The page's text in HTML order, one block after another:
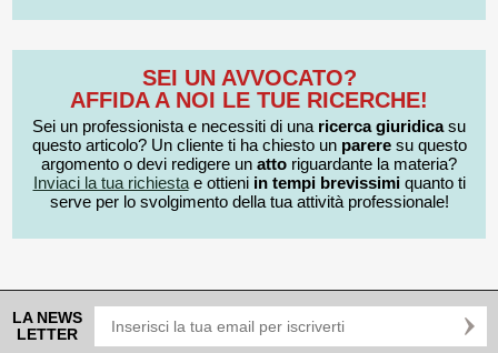
SEI UN AVVOCATO?
AFFIDA A NOI LE TUE RICERCHE!
Sei un professionista e necessiti di una ricerca giuridicasu
questo articolo? Un cliente ti ha chiesto un pareresu questo
argomento o devi redigere un atto riguardante la materia?
Inviaci la tua richiestae ottieni in tempi brevissimiquanto ti
serve per lo svolgimento della tua attività professionale!
LA NEWS
LETTER